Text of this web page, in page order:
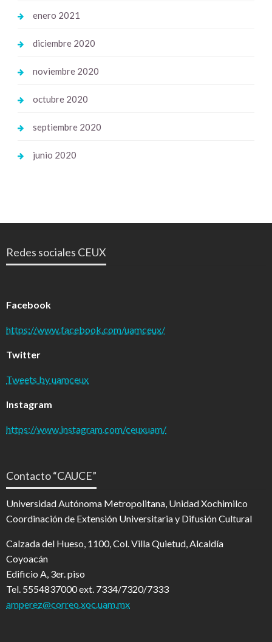
enero 2021
diciembre 2020
noviembre 2020
octubre 2020
septiembre 2020
junio 2020
Redes sociales CEUX
Facebook
https://www.facebook.com/uamceux/
Twitter
Tweets by uamceux
Instagram
https://www.instagram.com/ceuxuam/
Contacto “CAUCE”
Universidad Autónoma Metropolitana, Unidad Xochimilco
Coordinación de Extensión Universitaria y Difusión Cultural
Calzada del Hueso, 1100, Col. Villa Quietud, Alcaldía
Coyoacán
Edificio A, 3er. piso
Tel. 5554837000 ext. 7334/7320/7333
amperez@correo.xoc.uam.mx